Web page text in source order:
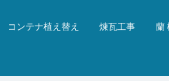
コンテナ植え替え 煉瓦工事 蘭